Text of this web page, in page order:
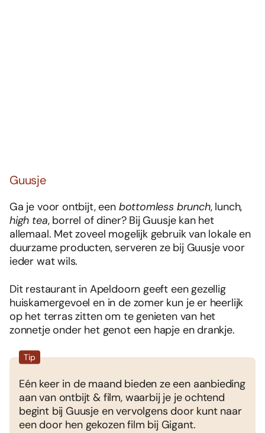
Guusje
Ga je voor ontbijt, een bottomless brunch, lunch,
high tea, borrel of diner? Bij Guusje kan het
allemaal. Met zoveel mogelijk gebruik van lokale en
duurzame producten, serveren ze bij Guusje voor
ieder wat wils.
Dit restaurant in Apeldoorn geeft een gezellig
huiskamergevoel en in de zomer kun je er heerlijk
op het terras zitten om te genieten van het
zonnetje onder het genot een hapje en drankje.
Tip
Eén keer in de maand bieden ze een aanbieding
aan van ontbijt & film, waarbij je je ochtend
begint bij Guusje en vervolgens door kunt naar
een door hen gekozen film bij Gigant.